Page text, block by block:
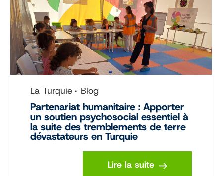
La Turquie Blog
Partenariat humanitaire : Apporter
un soutien psychosocial essentiel à
la suite des tremblements de terre
dévastateurs en Turquie
Lire la suite